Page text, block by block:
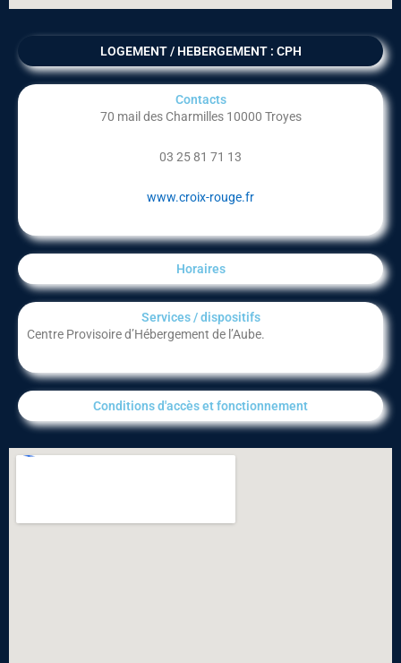
LOGEMENT / HEBERGEMENT : CPH
Contacts
70 mail des Charmilles 10000 Troyes
03 25 81 71 13
www.croix-rouge.fr
Horaires
Services / dispositifs​
Centre Provisoire d’Hébergement de l’Aube.
Conditions d'accès et fonctionnement​